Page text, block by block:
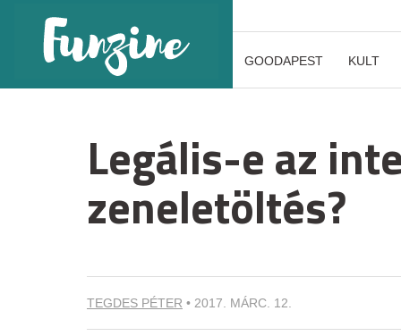
GOODAPEST KULT
Legális-e az
zeneletöltés?
TEGDES PÉTER • 2017. MÁRC. 12.